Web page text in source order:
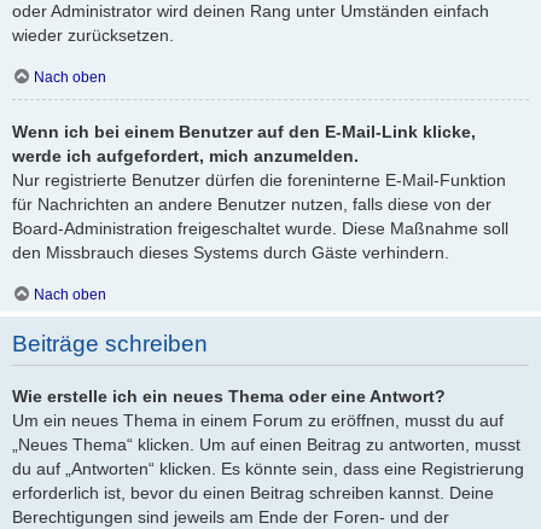
oder Administrator wird deinen Rang unter Umständen einfach
wieder zurücksetzen.
Nach oben
Wenn ich bei einem Benutzer auf den E-Mail-Link klicke,
werde ich aufgefordert, mich anzumelden.
Nur registrierte Benutzer dürfen die foreninterne E-Mail-Funktion
für Nachrichten an andere Benutzer nutzen, falls diese von der
Board-Administration freigeschaltet wurde. Diese Maßnahme soll
den Missbrauch dieses Systems durch Gäste verhindern.
Nach oben
Beiträge schreiben
Wie erstelle ich ein neues Thema oder eine Antwort?
Um ein neues Thema in einem Forum zu eröffnen, musst du auf
„Neues Thema“ klicken. Um auf einen Beitrag zu antworten, musst
du auf „Antworten“ klicken. Es könnte sein, dass eine Registrierung
erforderlich ist, bevor du einen Beitrag schreiben kannst. Deine
Berechtigungen sind jeweils am Ende der Foren- und der